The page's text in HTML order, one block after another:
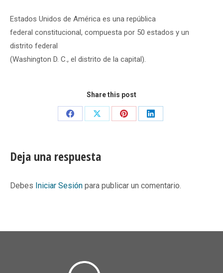
Estados Unidos de América es una república
federal constitucional, compuesta por 50 estados y un
distrito federal
(Washington D. C., el distrito de la capital).
Share this post
Share
Share
Share
Share
Deja una respuesta
Debes Iniciar Sesión para publicar un comentario.